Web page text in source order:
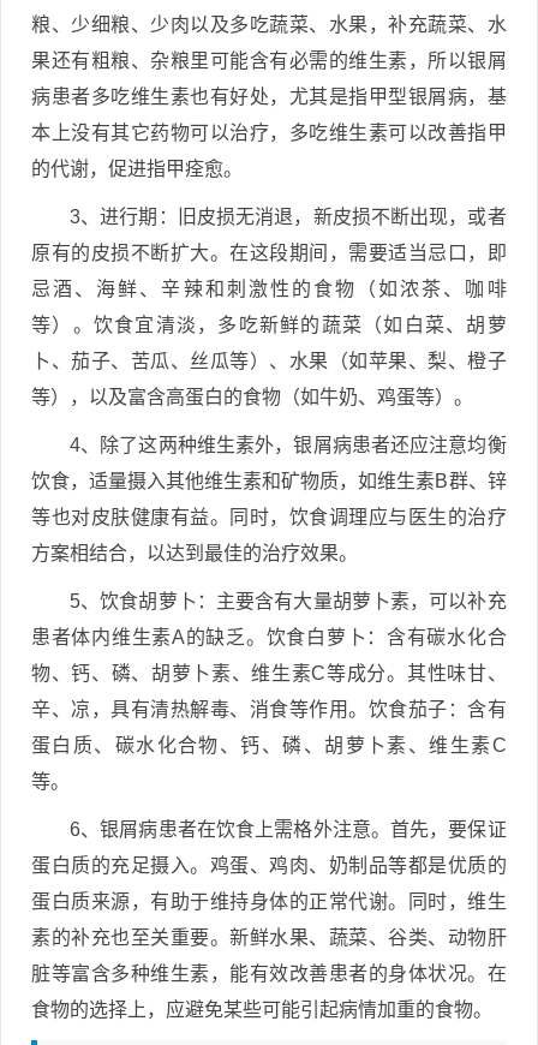
粮、少细粮、少肉以及多吃蔬菜、水果，补充蔬菜、水
果还有粗粮、杂粮里可能含有必需的维生素，所以银屑
病患者多吃维生素也有好处，尤其是指甲型银屑病，基
本上没有其它药物可以治疗，多吃维生素可以改善指甲
的代谢，促进指甲痊愈。
3、进行期：旧皮损无消退，新皮损不断出现，或者
原有的皮损不断扩大。在这段期间，需要适当忌口，即
忌酒、海鲜、辛辣和刺激性的食物（如浓茶、咖啡
等）。饮食宜清淡，多吃新鲜的蔬菜（如白菜、胡萝
卜、茄子、苦瓜、丝瓜等）、水果（如苹果、梨、橙子
等），以及富含高蛋白的食物（如牛奶、鸡蛋等）。
4、除了这两种维生素外，银屑病患者还应注意均衡
饮食，适量摄入其他维生素和矿物质，如维生素B群、锌
等也对皮肤健康有益。同时，饮食调理应与医生的治疗
方案相结合，以达到最佳的治疗效果。
5、饮食胡萝卜：主要含有大量胡萝卜素，可以补充
患者体内维生素A的缺乏。饮食白萝卜：含有碳水化合
物、钙、磷、胡萝卜素、维生素C等成分。其性味甘、
辛、凉，具有清热解毒、消食等作用。饮食茄子：含有
蛋白质、碳水化合物、钙、磷、胡萝卜素、维生素C
等。
6、银屑病患者在饮食上需格外注意。首先，要保证
蛋白质的充足摄入。鸡蛋、鸡肉、奶制品等都是优质的
蛋白质来源，有助于维持身体的正常代谢。同时，维生
素的补充也至关重要。新鲜水果、蔬菜、谷类、动物肝
脏等富含多种维生素，能有效改善患者的身体状况。在
食物的选择上，应避免某些可能引起病情加重的食物。